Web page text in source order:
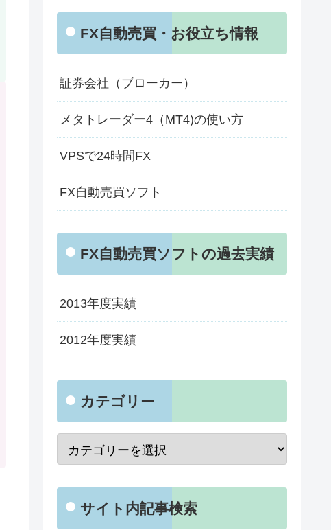
FX自動売買・お役立ち情報
証券会社（ブローカー）
メタトレーダー4（MT4)の使い方
VPSで24時間FX
FX自動売買ソフト
FX自動売買ソフトの過去実績
2013年度実績
2012年度実績
カテゴリー
サイト内記事検索